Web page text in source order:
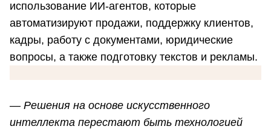
использование ИИ-агентов, которые
автоматизируют продажи, поддержку клиентов,
кадры, работу с документами, юридические
вопросы, а также подготовку текстов и рекламы.
— Решения на основе искусственного
интеллекта перестают быть технологией